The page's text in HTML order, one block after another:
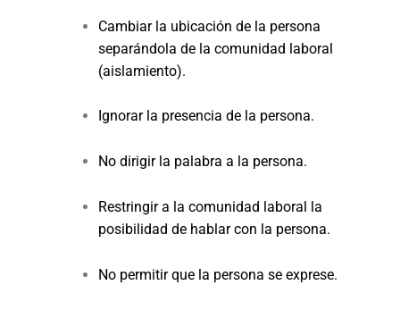
Cambiar la ubicación de la persona
separándola de la comunidad laboral
(aislamiento).
Ignorar la presencia de la persona.
No dirigir la palabra a la persona.
Restringir a la comunidad laboral la
posibilidad de hablar con la persona.
No permitir que la persona se exprese.